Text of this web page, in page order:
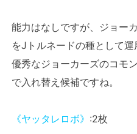
能力はなしですが、ジョー
をJトルネードの種として
優秀なジョーカーズのコモ
で入れ替え候補ですね。
《ヤッタレロボ》 :2枚